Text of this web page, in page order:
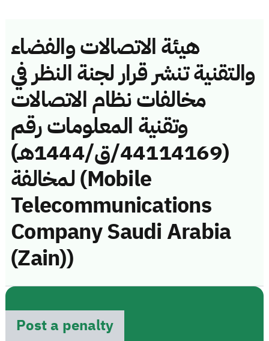
هيئة الاتصالات والفضاء
والتقنية تنشر قرار لجنة النظر في
مخالفات نظام الاتصالات
وتقنية المعلومات رقم
(44114169/ق/1444هـ)
لمخالفة (Mobile
Telecommunications
Company Saudi Arabia
(Zain))
Post a penalty